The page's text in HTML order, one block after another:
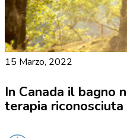
15 Marzo, 2022
In Canada il bagno
terapia riconosciuta